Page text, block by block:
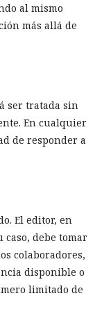
al mismo
más allá de
ser tratada sin
En cualquier
de responder a
El editor, en
debe tomar
colaboradores,
disponible o
limitado de